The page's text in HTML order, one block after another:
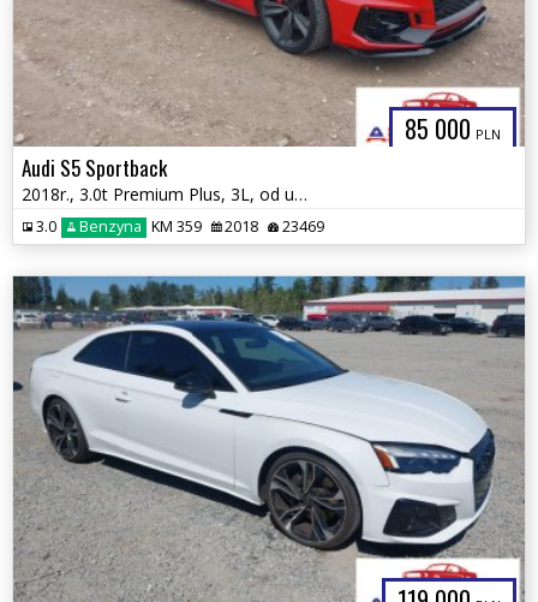
85 000 PLN
Audi S5 Sportback
2018r., 3.0t Premium Plus, 3L, od ubezpieczalni
3.0 Benzyna KM 359 2018 23469